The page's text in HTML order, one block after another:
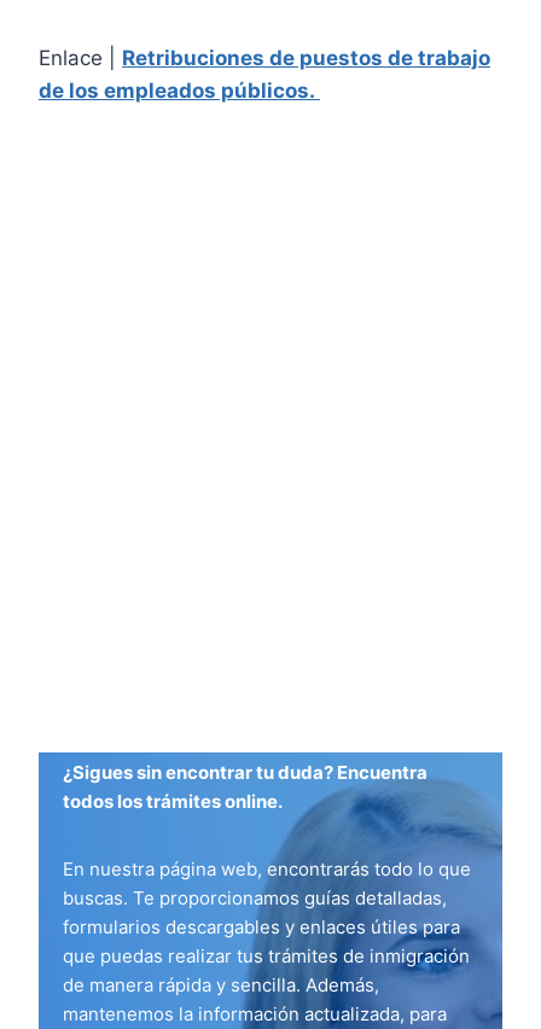
Enlace | Retribuciones de puestos de trabajo
de los empleados públicos.
¿Sigues sin encontrar tu duda? Encuentra
todos los trámites online.
En nuestra página web, encontrarás todo lo que
buscas. Te proporcionamos guías detalladas,
formularios descargables y enlaces útiles para
que puedas realizar tus trámites de inmigración
de manera rápida y sencilla. Además,
mantenemos la información actualizada, para